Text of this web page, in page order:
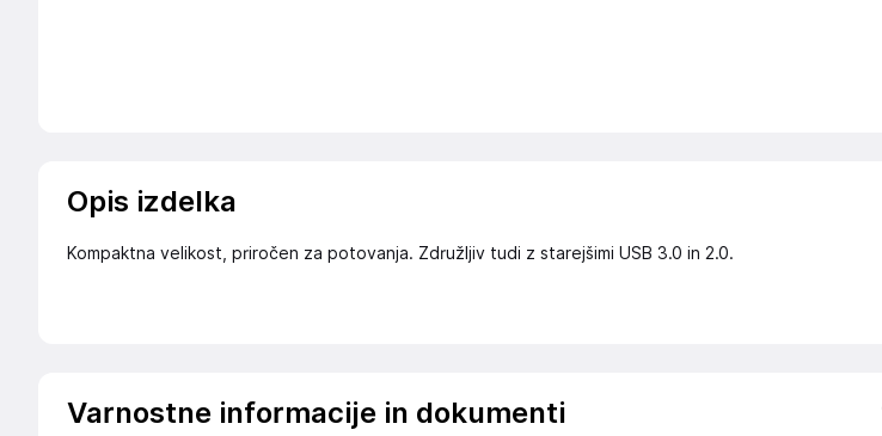
Opis izdelka
Kompaktna velikost, priročen za potovanja. Združljiv tudi z starejšimi USB 3.0 in 2.0.
Varnostne informacije in dokumenti